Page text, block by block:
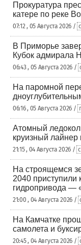
Прокуратура
катере по реке
07:12 , 05 Августа 2026 /
В Приморье
Кубок адмирала
06:43 , 05 Августа 2026 /
На паромной
06:16 , 05 Августа 2026 /
Атомный
круизный лайнер
21:15 , 04 Августа 2026 /
На строящемся
2040 приступили
гидропривода —
21:00 , 04 Августа 2026 /
На Камчатке
самолета и
20:45 , 04 Августа 2026 /